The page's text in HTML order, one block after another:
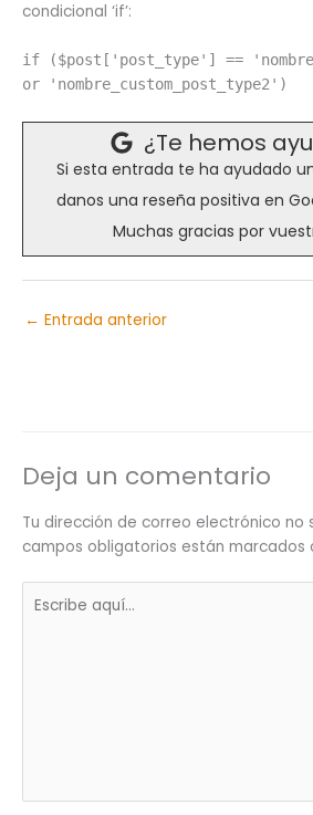
condicional ‘if’:
if ($post['post_type'] ==
or 'nombre_custom_post_type2')
¿Te hemos
Si esta entrada te ha ayudado
danos una reseña positiva en
Muchas gracias por
← Entrada anterior
Deja un comentario
Tu dirección de correo electrónico no
campos obligatorios están marcados
aquí...